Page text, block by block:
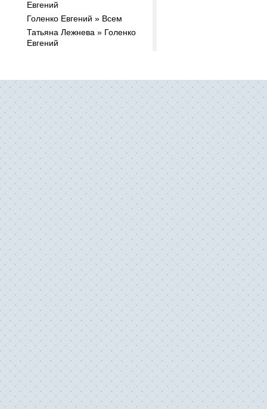
Евгений
Голенко Евгений » Всем
Татьяна Лежнева » Голенко
Евгений